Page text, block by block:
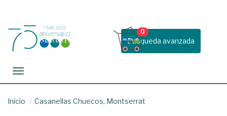
Busqueda avanzada
0
Toggle navigation
Inicio Casanellas Chuecos, Montserrat